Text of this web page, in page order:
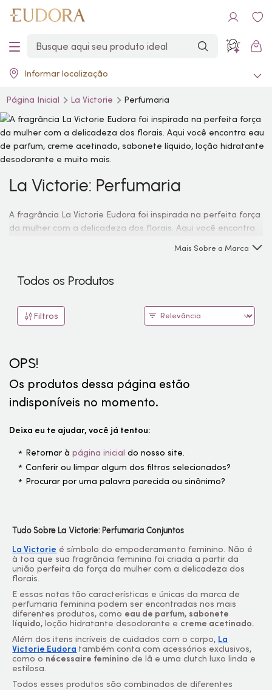
Informar localização
Página Inicial La Victorie Perfumaria
La Victorie: Perfumaria
A fragrância La Victorie Eudora foi inspirada na perfeita força
da mulher com a delicadeza dos florais. Aqui você encontra
Mais Sobre a Marca
Todos os Produtos
Filtros
OPS!
Os produtos dessa página estão
indisponíveis no momento.
Deixa eu te ajudar, você já tentou:
Retornar àpágina inicial do nosso site.
Conferir ou limpar algum dos filtros selecionados?
Procurar por uma palavra parecida ou sinônimo?
Tudo Sobre La Victorie: Perfumaria Conjuntos
La Victorie é símbolo do empoderamento feminino. Não é
à toa que sua fragrância feminina foi criada a partir da
união perfeita da força da mulher com a delicadeza dos
florais.
E essas notas tão características e únicas da marca de
perfumaria feminina podem ser encontradas nos mais
diferentes produtos, como eau de parfum, sabonete
líquido, loção hidratante desodorante e creme acetinado.
Além dos itens incríveis de cuidados com o corpo, La
Victorie Eudora também conta com acessórios exclusivos,
como o nécessaire feminino de lã e uma clutch luxo linda e
estilosa.
Todos esses produtos são combinados de diferentes